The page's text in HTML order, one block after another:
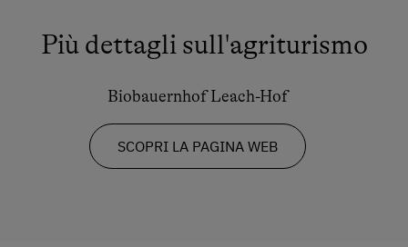
Pista da slittino nelle vicinanze
Maestro di sci
Più dettagli sull'agriturismo
Biobauernhof Leach-Hof
SCOPRI LA PAGINA WEB